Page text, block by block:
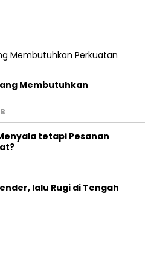
Membutuhkan
tetapi Pesanan
lalu Rugi di Tengah